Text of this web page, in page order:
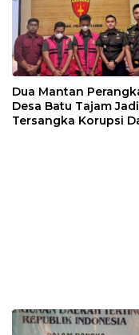
Dua Mantan
Desa Batu Tajam Jadi
Tersangka Korupsi